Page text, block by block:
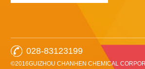
028-83123199
©2016GUIZHOU CHANHEN CHEMICAL